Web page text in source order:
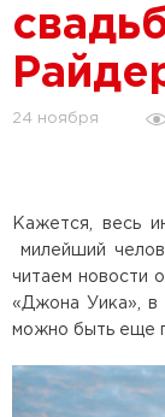
24 ноября
Кажется, весь
милейший
читаем новости
«Джона Уика», в
можно быть еще